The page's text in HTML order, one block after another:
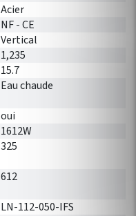
Acier
NF - CE
Vertical
1,235
15.7
Eau chaude
oui
1612W
325
612
LN-112-050-IFS